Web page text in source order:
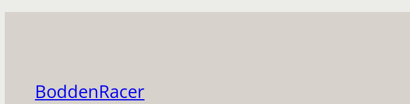
BoddenRacer